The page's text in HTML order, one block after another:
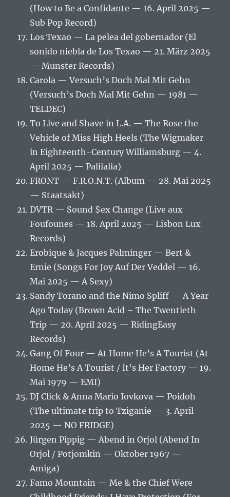
(How to Be a Confidante — 16. April 2025 —
Sub Pop Record)
Los Texao — La pelea del gobernador (El
sonido niebla de Los Texao — 21. März 2025
— Munster Records)
Carola — Versuch’s Doch Mal Mit Gehn
(Versuch’s Doch Mal Mit Gehn — 1981 —
TELDEC)
To Live and Shave in L.A. — The Rose the
Vehicle of Miss High Heels (The Wigmaker
in Eighteenth-Century Williamsburg — 4.
April 2025 — Palilalia)
FRONT — F.R.O.N.T. (Album — 28. Mai 2025
— Staatsakt)
DVTR — Sound $ex Change (Live aux
Foufounes — 18. April 2025 — Lisbon Lux
Records)
Erobique & Jacques Palminger — Bert &
Ernie (Songs For Joy Auf Der Veddel — 16.
Mai 2025 — A Sexy)
Sandy Torano and the Nimo Spliff — A Year
Ago Today (Brown Acid – The Twentieth
Trip — 20. April 2025 — RidingEasy
Records)
Gang Of Four — At Home He’s A Tourist (At
Home He’s A Tourist / It’s Her Factory — 19.
Mai 1979 — EMI)
DJ Click & Anna Mario Iovkova — Poidoh
(The ultimate trip to Tziganie — 3. April
2025 — NO FRIDGE)
Jürgen Pippig — Abend in Orjol (Abend In
Orjol / Potjomkin — Oktober 1967 —
Amiga)
Famo Mountain — Me & the Chief Were